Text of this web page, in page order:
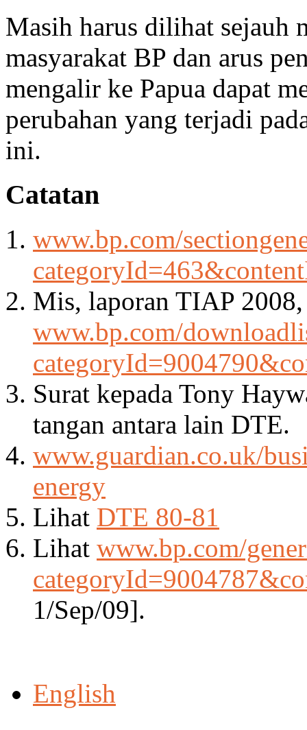
Masih harus dilihat sejauh
masyarakat BP dan arus
mengalir ke Papua dapat
perubahan yang terjadi
ini.
Catatan
www.bp.com/
Mis, laporan TIAP
www.bp.com/
Surat kepada Tony
tangan antara lain DTE.
www.guardian.co.uk/
energy
Lihat DTE 80-81
Lihat www.bp.com/
1/Sep/09].
English